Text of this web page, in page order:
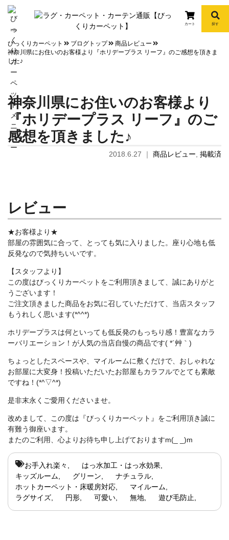
info
カート 探す
びっくりカーペット ブログトップ
商品レビュー
神奈川県にお住いのお客様より『ホリデープラス リーフ』のご感想を頂きま
した♪
神奈川県にお住いのお客様より
『ホリデープラス リーフ』のご
感想を頂きました♪
2018.6.27 ｜ 商品レビュー 掲載済
レビュー
★お客様より★
部屋の雰囲気に合って、とっても気に入りました。座り心地も低
反発なので気持ちいいです。
【スタッフより】
この度はびっくりカーペットをご利用頂きまして、誠にありがと
うございます！
ご注文頂きました商品をお気に召していただけて、当店スタッフ
もうれしく思います(*^^*)
ホリデープラスは何といっても低反発のもっちり感！豊富なカラ
ーバリエーション！が人気の当店自慢の商品です( *´艸｀)
ちょっとしたスペースや、マイルームに敷くだけで、おしゃれな
お部屋に大変身！投稿いただいたお部屋もカラフルでとても素敵
ですね！(*^▽^*)
是非末永くご愛用くださいませ。
改めまして、この度は『びっくりカーペット』をご利用頂き誠に
有難う御座います。
またのご利用、心よりお待ち申し上げておりますm(_ _)m
お手入れ楽々
はっ水加工・はっ水効果
キッズルーム
グリーン
ナチュラル
ホットカーペット・床暖房対応
マイルーム
ラグサイズ
円形 可愛い 無地 遊び毛防止